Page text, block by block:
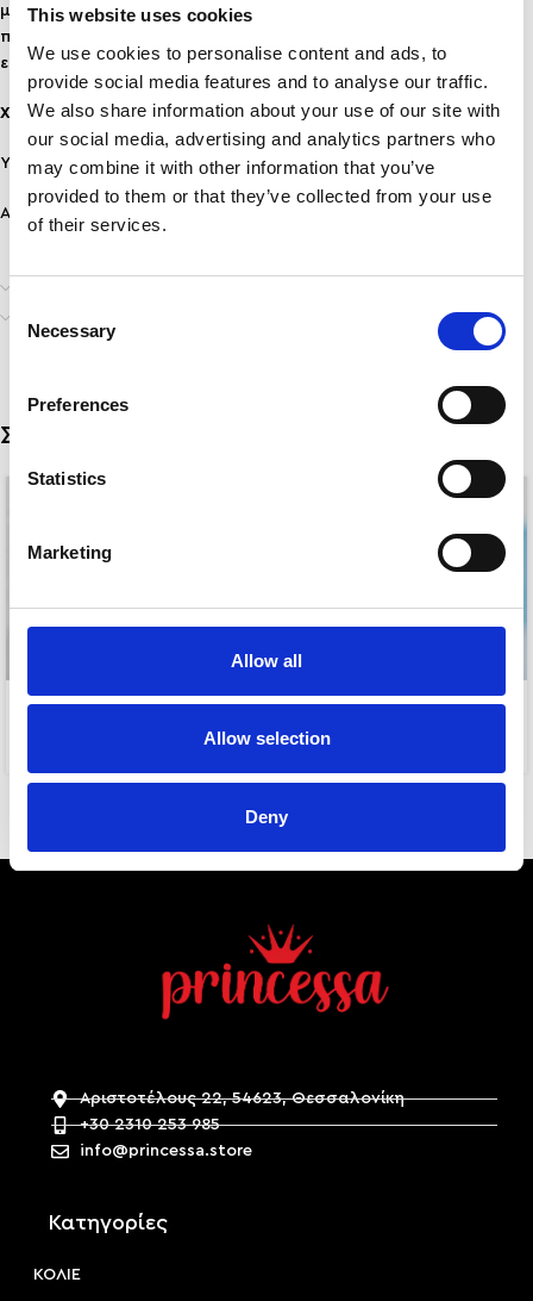
This website uses cookies
We use cookies to personalise content and ads, to
provide social media features and to analyse our traffic.
We also share information about your use of our site with
our social media, advertising and analytics partners who
may combine it with other information that you’ve
provided to them or that they’ve collected from your use
of their services.
Selection
Necessary
Preferences
Statistics
Marketing
Allow all
Allow selection
Deny
μόνο του είτε να το συνδυάσεις με άλλα κοσμήματα,
προσαρμόζεται με ευκολία για να απογειώσει κάθε σου
εμφάνιση.
Χαρακτηριστικά:
Υλικό: Ανοξείδωτο Ατσάλι
Ανθεκτικότητα: Ανθεκτικό σε νερό & άρωμα, δε μαυρίζει!
Σχετικά προϊόντα
ISLA RING MANHATTAN
8,00€
Αριστοτέλους 22, 54623, Θεσσαλονίκη
+30 2310 253 985
info@princessa.store
Κατηγορίες
ΚΟΛΙΕ